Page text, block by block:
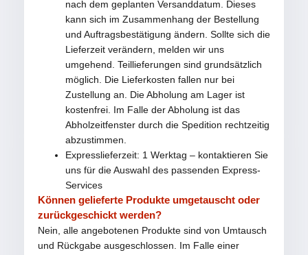
nach dem geplanten Versanddatum. Dieses
kann sich im Zusammenhang der Bestellung
und Auftragsbestätigung ändern. Sollte sich die
Lieferzeit verändern, melden wir uns
umgehend. Teillieferungen sind grundsätzlich
möglich. Die Lieferkosten fallen nur bei
Zustellung an. Die Abholung am Lager ist
kostenfrei. Im Falle der Abholung ist das
Abholzeitfenster durch die Spedition rechtzeitig
abzustimmen.
Expresslieferzeit: 1 Werktag – kontaktieren Sie
uns für die Auswahl des passenden Express-
Services
Können gelieferte Produkte umgetauscht oder
zurückgeschickt werden?
Nein, alle angebotenen Produkte sind von Umtausch
und Rückgabe ausgeschlossen. Im Falle einer